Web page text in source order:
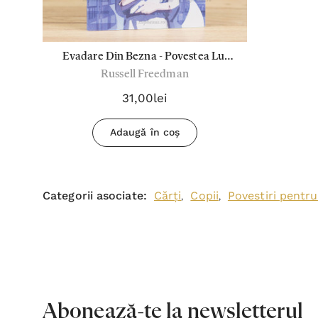
Evadare Din Bezna - Povestea Lui
Louis Braille
Russell Freedman
31,00lei
Adaugă în coș
Categorii asociate: Cărți, Copii, Povestiri
Abonează-te la newsletterul